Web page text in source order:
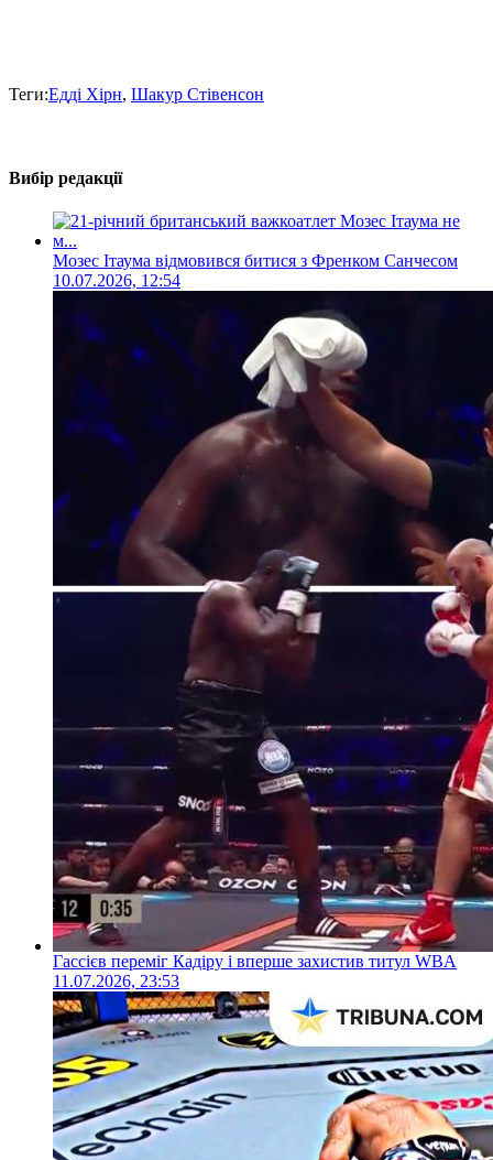
Теги:Едді Хірн, Шакур Стівенсон
Вибір редакції
Мозес Ітаума відмовився битися з Френком Санчесом
10.07.2026, 12:54
Гассієв переміг Кадіру і вперше захистив титул WBA
11.07.2026, 23:53